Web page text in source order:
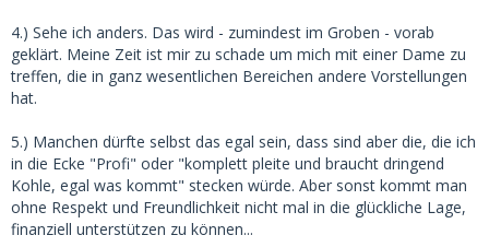
4.) Sehe ich anders. Das wird - zumindest im Groben - vorab
geklärt. Meine Zeit ist mir zu schade um mich mit einer Dame zu
treffen, die in ganz wesentlichen Bereichen andere Vorstellungen
hat.
5.) Manchen dürfte selbst das egal sein, dass sind aber die, die ich
in die Ecke "Profi" oder "komplett pleite und braucht dringend
Kohle, egal was kommt" stecken würde. Aber sonst kommt man
ohne Respekt und Freundlichkeit nicht mal in die glückliche Lage,
finanziell unterstützen zu können...